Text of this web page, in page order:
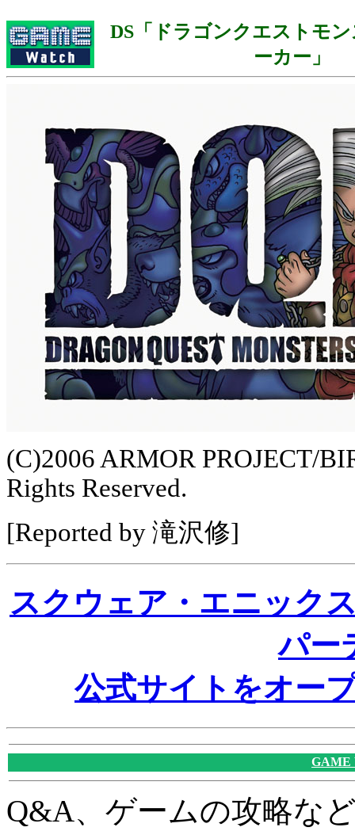
DS「ドラゴンクエストモ
ーカー」
(C)2006 ARMOR PROJECT/
Rights Reserved.
[Reported by 滝沢修]
スクウェア・エニック
パー
公式サイトをオー
GAME
Q&A、ゲームの攻略な